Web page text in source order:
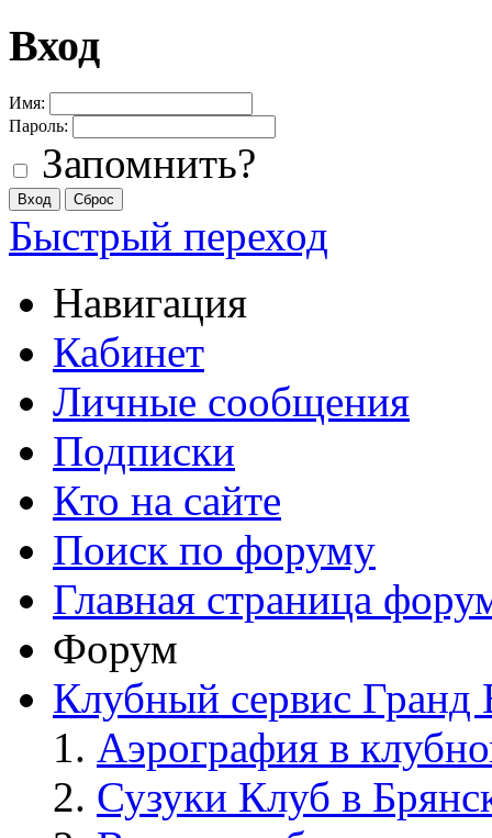
Вход
Имя:
Пароль:
Запомнить?
Быстрый переход
Навигация
Кабинет
Личные сообщения
Подписки
Кто на сайте
Поиск по форуму
Главная страница
Форум
Клубный сервис
Аэрография в
Сузуки Клуб в